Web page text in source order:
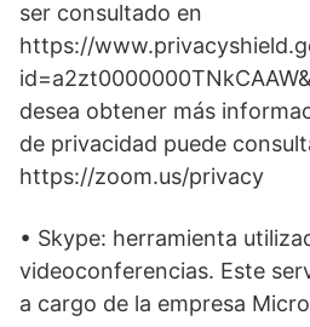
ser consultado en
https://
desea obtener más
de privacidad puede
https://zoom.us/privacy
• Skype: herramienta
videoconferencias. Este
a cargo de la empresa